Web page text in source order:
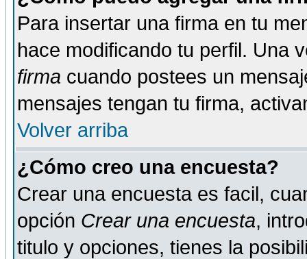
Para insertar una firma en tu
hace modificando tu perfil. Una
firma cuando postees un
mensajes tengan tu firma,
Volver arriba
¿Cómo creo una encuesta?
Crear una encuesta es facil,
opción Crear una encuesta,
titulo y opciones, tienes la